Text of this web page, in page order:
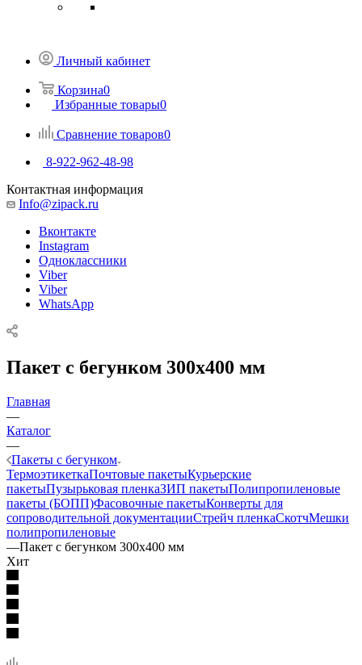
Личный кабинет
Корзина0
Избранные товары0
Сравнение товаров0
8-922-962-48-98
Контактная информация
Info@zipack.ru
Вконтакте
Instagram
Одноклассники
Viber
Viber
WhatsApp
Пакет с бегунком 300х400 мм
Главная
—
Каталог
—
Пакеты с бегунком
ТермоэтикеткаПочтовые пакетыКурьерские
пакетыПузырьковая пленкаЗИП пакетыПолипропиленовые
пакеты (БОПП)Фасовочные пакетыКонверты для
сопроводительной документацииСтрейч пленкаСкотчМешки
полипропиленовые
—Пакет с бегунком 300х400 мм
Хит